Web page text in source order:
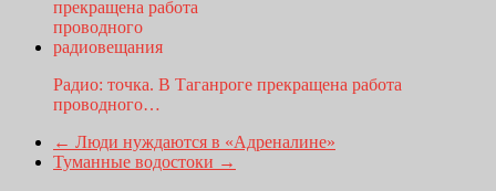
Радио: точка. В Таганроге прекращена работа
проводного…
← Люди нуждаются в «Адреналине»
Туманные водостоки →